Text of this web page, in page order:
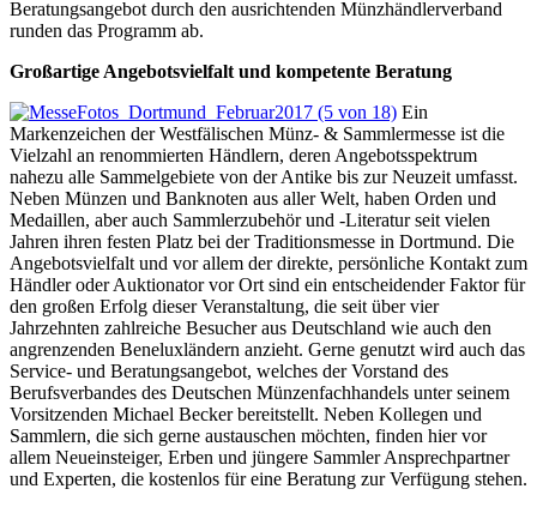
Beratungsangebot durch den ausrichtenden Münzhändlerverband
runden das Programm ab.
Großartige Angebotsvielfalt und kompetente Beratung
Ein
Markenzeichen der Westfälischen Münz- & Sammlermesse ist die
Vielzahl an renommierten Händlern, deren Angebotsspektrum
nahezu alle Sammelgebiete von der Antike bis zur Neuzeit umfasst.
Neben Münzen und Banknoten aus aller Welt, haben Orden und
Medaillen, aber auch Sammlerzubehör und -Literatur seit vielen
Jahren ihren festen Platz bei der Traditionsmesse in Dortmund. Die
Angebotsvielfalt und vor allem der direkte, persönliche Kontakt zum
Händler oder Auktionator vor Ort sind ein entscheidender Faktor für
den großen Erfolg dieser Veranstaltung, die seit über vier
Jahrzehnten zahlreiche Besucher aus Deutschland wie auch den
angrenzenden Beneluxländern anzieht. Gerne genutzt wird auch das
Service- und Beratungsangebot, welches der Vorstand des
Berufsverbandes des Deutschen Münzenfachhandels unter seinem
Vorsitzenden Michael Becker bereitstellt. Neben Kollegen und
Sammlern, die sich gerne austauschen möchten, finden hier vor
allem Neueinsteiger, Erben und jüngere Sammler Ansprechpartner
und Experten, die kostenlos für eine Beratung zur Verfügung stehen.